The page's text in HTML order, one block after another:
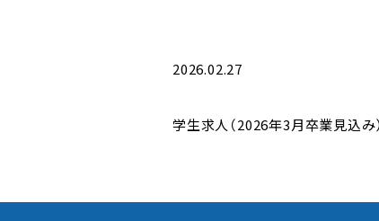
2026.02.27
学生求人（2026年3月卒業見込み